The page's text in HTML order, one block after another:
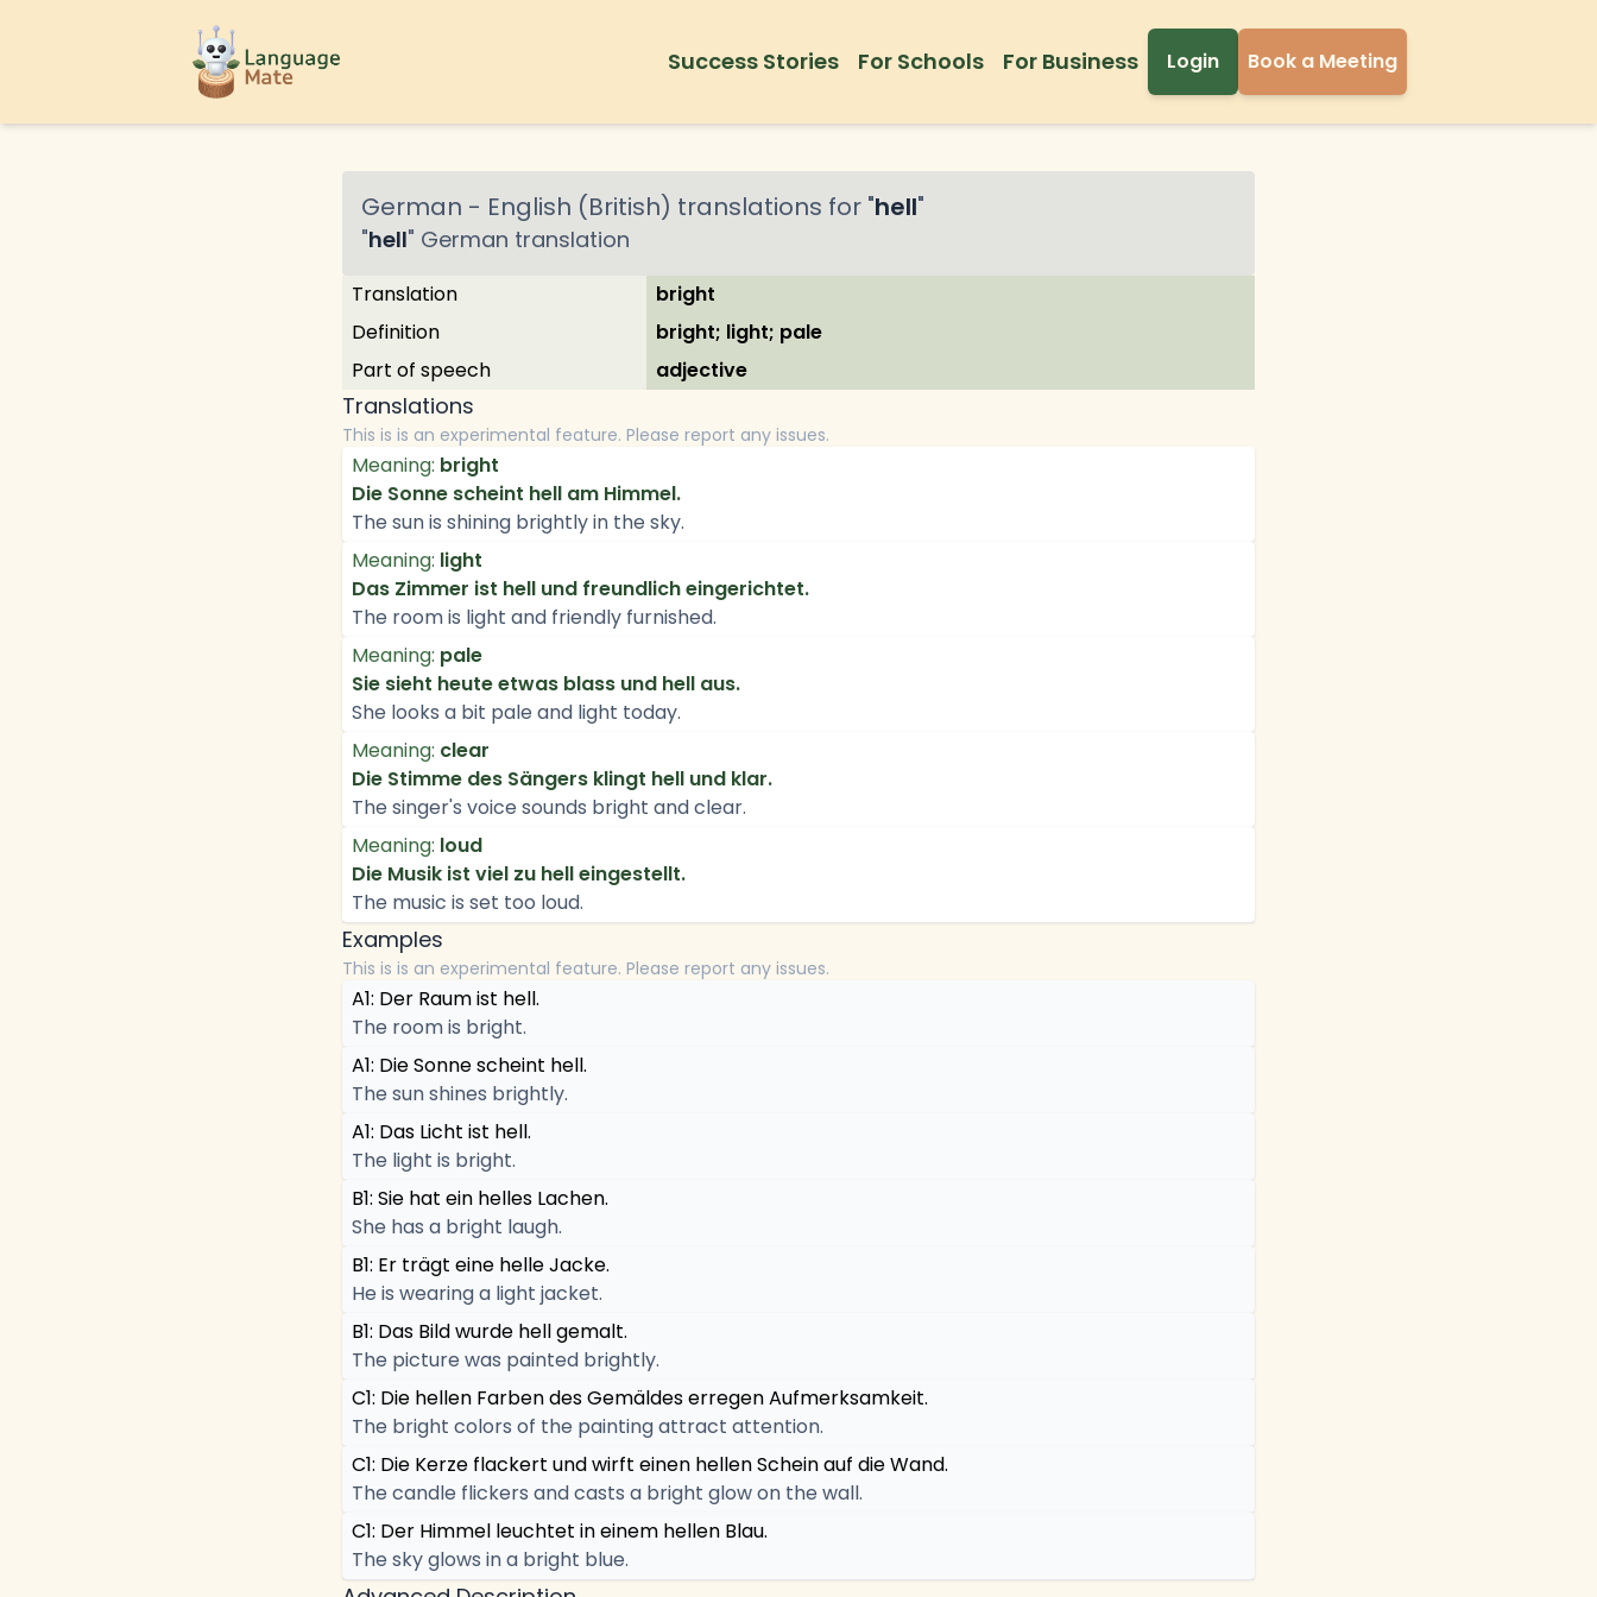
Success Stories For Schools For Business Login Book a Meeting
German - English (British) translations for "hell"
"hell" German translation
Translation
bright
Definition
bright; light; pale
Part of speech
adjective
Translations
This is is an experimental feature. Please report any issues.
Meaning: bright
Die Sonne scheint hell am Himmel.
The sun is shining brightly in the sky.
Meaning: light
Das Zimmer ist hell und freundlich eingerichtet.
The room is light and friendly furnished.
Meaning: pale
Sie sieht heute etwas blass und hell aus.
She looks a bit pale and light today.
Meaning: clear
Die Stimme des Sängers klingt hell und klar.
The singer's voice sounds bright and clear.
Meaning: loud
Die Musik ist viel zu hell eingestellt.
The music is set too loud.
Examples
This is is an experimental feature. Please report any issues.
A1: Der Raum ist hell.
The room is bright.
A1: Die Sonne scheint hell.
The sun shines brightly.
A1: Das Licht ist hell.
The light is bright.
B1: Sie hat ein helles Lachen.
She has a bright laugh.
B1: Er trägt eine helle Jacke.
He is wearing a light jacket.
B1: Das Bild wurde hell gemalt.
The picture was painted brightly.
C1: Die hellen Farben des Gemäldes erregen Aufmerksamkeit.
The bright colors of the painting attract attention.
C1: Die Kerze flackert und wirft einen hellen Schein auf die Wand.
The candle flickers and casts a bright glow on the wall.
C1: Der Himmel leuchtet in einem hellen Blau.
The sky glows in a bright blue.